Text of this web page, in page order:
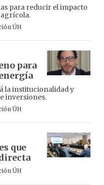
para reducir el impacto
ÚH
para
la institucionalidad y
inversiones.
ÚH
que
ÚH